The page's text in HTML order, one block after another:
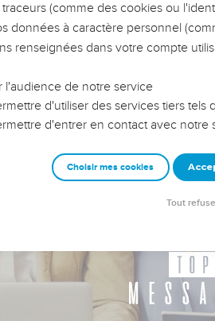
leur impact, leur foi ou leur vision.
qu'ils ont traversés, alors même
et responsables reviennent sur les
avancer avec plus de sagesse afin que
un ministère, une équipe, un groupe ou
traceurs (comme des cookies ou
données à caractère personnel
renseignées dans votre compte
l'audience de notre service
d'utiliser des services tiers
d'entrer en contact avec notre
Choisir mes cookies
Tout